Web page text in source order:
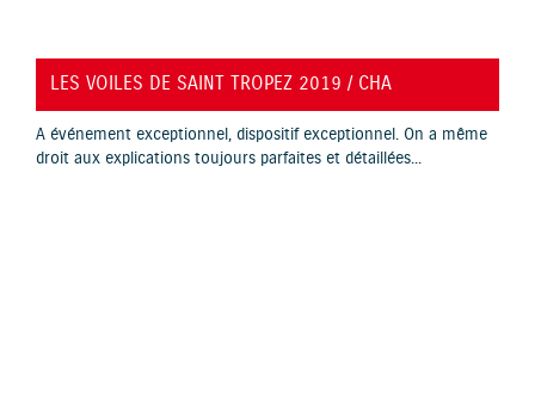
YouTube is disabled. Allow
LES VOILES DE SAINT TROPEZ 2019 / CHA
A événement exceptionnel, dispositif exceptionnel. On a même
droit aux explications toujours parfaites et détaillées...